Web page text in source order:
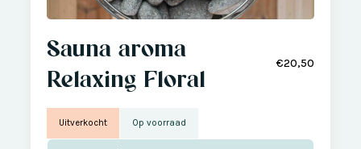
Sauna aroma
Relaxing Floral
€20,50
Uitverkocht Op voorraad